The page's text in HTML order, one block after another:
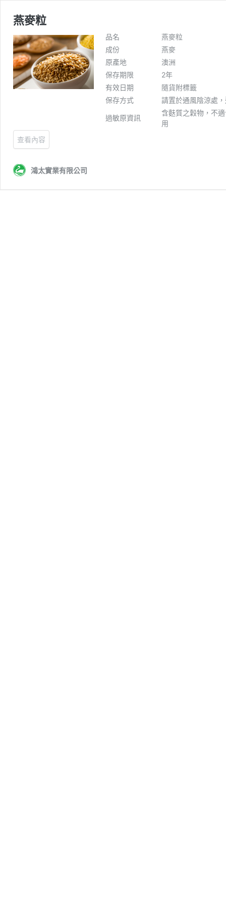
燕麥粒
品名
燕麥粒
成份
燕麥
原產地
澳洲
保存期限
2年
有效日期
隨貨附標籤
保存方式
請置於通風陰涼處
過敏原資訊
含麩質之穀物，不
用
查看內容
鴻太實業有限公司